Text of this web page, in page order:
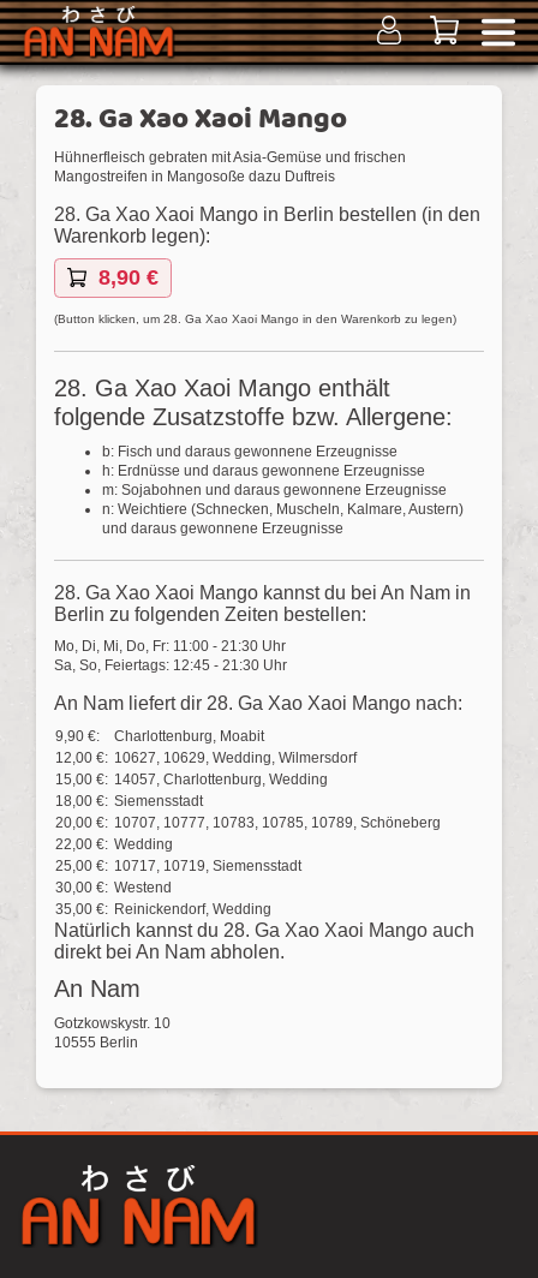
28. Ga Xao Xaoi Mango
Hühnerfleisch gebraten mit Asia-Gemüse und frischen
Mangostreifen in Mangosoße dazu Duftreis
28. Ga Xao Xaoi Mango in Berlin bestellen (in den
Warenkorb legen):
8,90 €
(Button klicken, um 28. Ga Xao Xaoi Mango in den Warenkorb zu legen)
28. Ga Xao Xaoi Mango enthält
folgende Zusatzstoffe bzw. Allergene:
b: Fisch und daraus gewonnene Erzeugnisse
h: Erdnüsse und daraus gewonnene Erzeugnisse
m: Sojabohnen und daraus gewonnene Erzeugnisse
n: Weichtiere (Schnecken, Muscheln, Kalmare, Austern)
und daraus gewonnene Erzeugnisse
28. Ga Xao Xaoi Mango kannst du bei An Nam in
Berlin zu folgenden Zeiten bestellen:
Mo, Di, Mi, Do, Fr: 11:00 - 21:30 Uhr
Sa, So, Feiertags: 12:45 - 21:30 Uhr
An Nam liefert dir 28. Ga Xao Xaoi Mango nach:
9,90 €:
Charlottenburg, Moabit
12,00 €: 10627, 10629, Wedding, Wilmersdorf
15,00 €: 14057, Charlottenburg, Wedding
18,00 €: Siemensstadt
20,00 €: 10707, 10777, 10783, 10785, 10789, Schöneberg
22,00 €: Wedding
25,00 €: 10717, 10719, Siemensstadt
30,00 €: Westend
35,00 €: Reinickendorf, Wedding
Natürlich kannst du 28. Ga Xao Xaoi Mango auch
direkt bei An Nam abholen.
An Nam
Gotzkowskystr. 10
10555 Berlin